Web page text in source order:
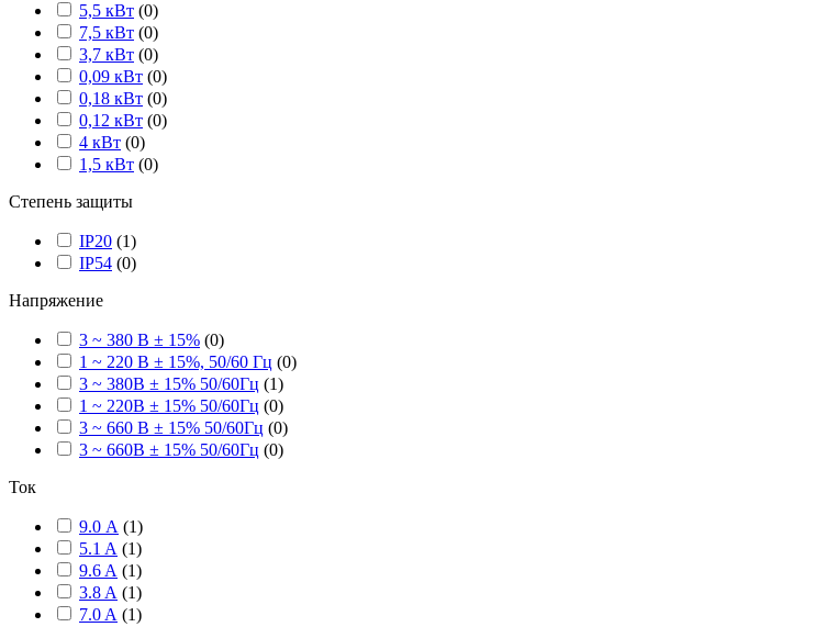
5,5 кВт (0)
7,5 кВт (0)
3,7 кВт (0)
0,09 кВт (0)
0,18 кВт (0)
0,12 кВт (0)
4 кВт (0)
1,5 кВт (0)
Степень защиты
IP20 (1)
IP54 (0)
Напряжение
3 ~ 380 В ± 15% (0)
1 ~ 220 В ± 15%, 50/60 Гц (0)
3 ~ 380В ± 15% 50/60Гц (1)
1 ~ 220В ± 15% 50/60Гц (0)
3 ~ 660 В ± 15% 50/60Гц (0)
3 ~ 660В ± 15% 50/60Гц (0)
Ток
9.0 А (1)
5.1 A (1)
9.6 A (1)
3.8 A (1)
7.0 A (1)